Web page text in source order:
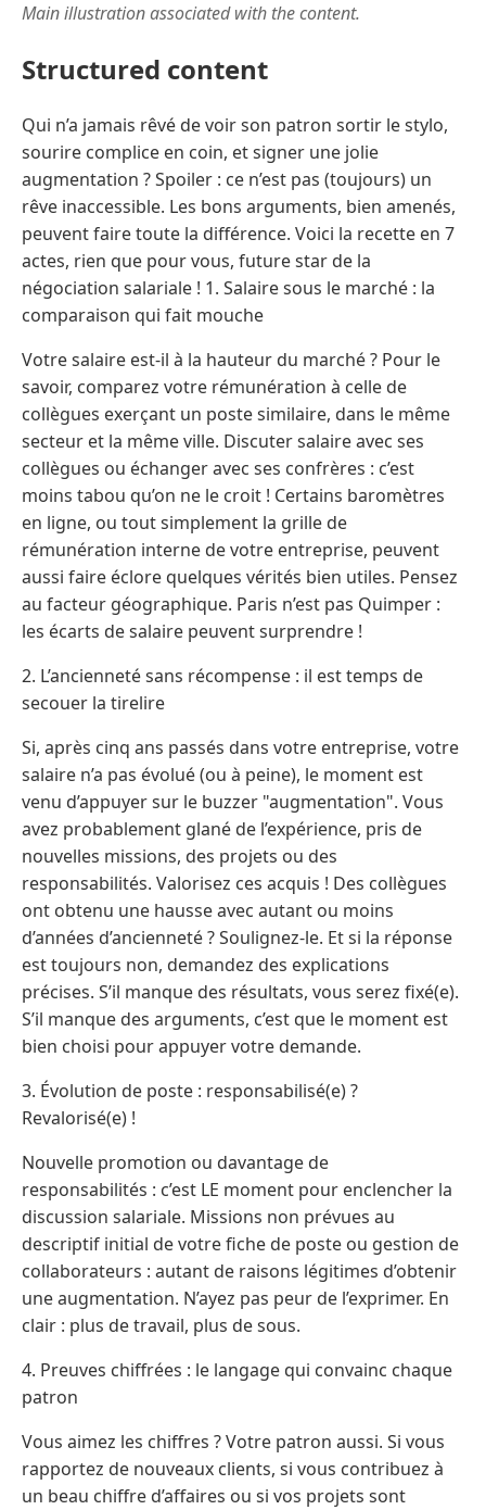
Main illustration associated with the content.
Structured content
Qui n’a jamais rêvé de voir son patron sortir le stylo,
sourire complice en coin, et signer une jolie
augmentation ? Spoiler : ce n’est pas (toujours) un
rêve inaccessible. Les bons arguments, bien amenés,
peuvent faire toute la différence. Voici la recette en 7
actes, rien que pour vous, future star de la
négociation salariale ! 1. Salaire sous le marché : la
comparaison qui fait mouche
Votre salaire est-il à la hauteur du marché ? Pour le
savoir, comparez votre rémunération à celle de
collègues exerçant un poste similaire, dans le même
secteur et la même ville. Discuter salaire avec ses
collègues ou échanger avec ses confrères : c’est
moins tabou qu’on ne le croit ! Certains baromètres
en ligne, ou tout simplement la grille de
rémunération interne de votre entreprise, peuvent
aussi faire éclore quelques vérités bien utiles. Pensez
au facteur géographique. Paris n’est pas Quimper :
les écarts de salaire peuvent surprendre !
2. L’ancienneté sans récompense : il est temps de
secouer la tirelire
Si, après cinq ans passés dans votre entreprise, votre
salaire n’a pas évolué (ou à peine), le moment est
venu d’appuyer sur le buzzer "augmentation". Vous
avez probablement glané de l’expérience, pris de
nouvelles missions, des projets ou des
responsabilités. Valorisez ces acquis ! Des collègues
ont obtenu une hausse avec autant ou moins
d’années d’ancienneté ? Soulignez-le. Et si la réponse
est toujours non, demandez des explications
précises. S’il manque des résultats, vous serez fixé(e).
S’il manque des arguments, c’est que le moment est
bien choisi pour appuyer votre demande.
3. Évolution de poste : responsabilisé(e) ?
Revalorisé(e) !
Nouvelle promotion ou davantage de
responsabilités : c’est LE moment pour enclencher la
discussion salariale. Missions non prévues au
descriptif initial de votre fiche de poste ou gestion de
collaborateurs : autant de raisons légitimes d’obtenir
une augmentation. N’ayez pas peur de l’exprimer. En
clair : plus de travail, plus de sous.
4. Preuves chiffrées : le langage qui convainc chaque
patron
Vous aimez les chiffres ? Votre patron aussi. Si vous
rapportez de nouveaux clients, si vous contribuez à
un beau chiffre d’affaires ou si vos projets sont